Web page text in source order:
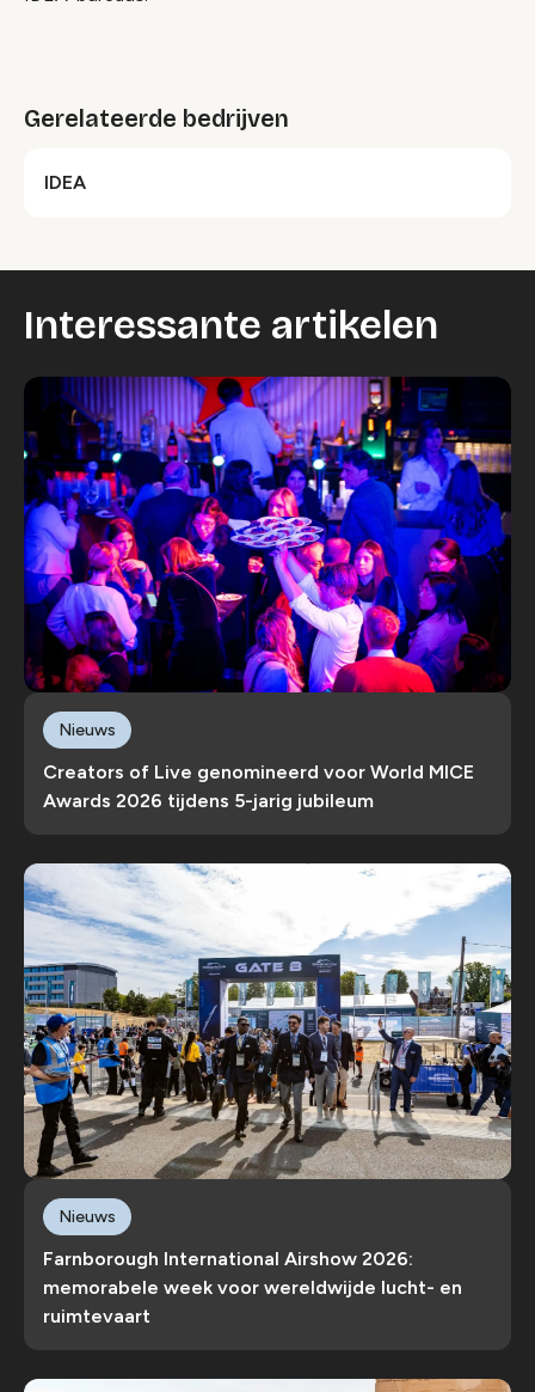
Gerelateerde bedrijven
IDEA
Interessante artikelen
Creators of Live genomineerd voor World MICE
Awards 2026 tijdens 5-jarig jubileum
Nieuws
Farnborough International Airshow 2026:
memorabele week voor wereldwijde lucht- en
ruimtevaart
Nieuws